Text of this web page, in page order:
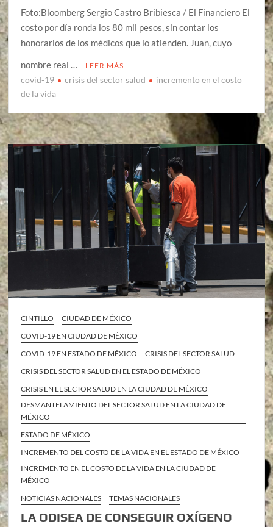
Foto:Bloomberg Sergio Castro Bribiesca / El Financiero El
costo por día ronda los 80 mil pesos, sin contar los
honorarios de los médicos que lo atienden. Juan, cuyo
nombre real …
LEER MÁS
covid-19 crisis del sector salud
incremento en el costo
de la vida
CINTILLO
CIUDAD DE MÉXICO
COVID-19 EN CIUDAD DE MÉXICO
COVID-19 EN ESTADO DE MÉXICO
CRISIS DEL SECTOR SALUD
CRISIS DEL SECTOR SALUD EN EL ESTADO DE MÉXICO
CRISIS EN EL SECTOR SALUD EN LA CIUDAD DE MÉXICO
DESMANTELAMIENTO DEL SECTOR SALUD EN LA CIUDAD DE
MÉXICO
ESTADO DE MÉXICO
INCREMENTO DEL COSTO DE LA VIDA EN EL ESTADO DE MÉXICO
INCREMENTO EN EL COSTO DE LA VIDA EN LA CIUDAD DE
MÉXICO
NOTICIAS NACIONALES
TEMAS NACIONALES
LA ODISEA DE CONSEGUIR OXÍGENO